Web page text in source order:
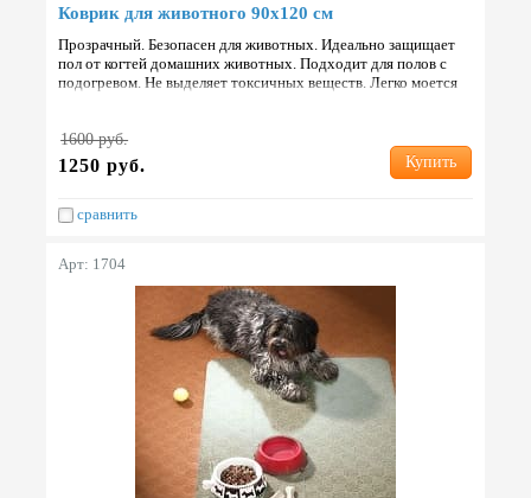
Коврик для животного 90х120 см
Прозрачный. Безопасен для животных. Идеально защищает
пол от когтей домашних животных. Подходит для полов с
подогревом. Не выделяет токсичных веществ. Легко моется
1600 руб.
1250 руб. Купить
сравнить
Арт: 1704